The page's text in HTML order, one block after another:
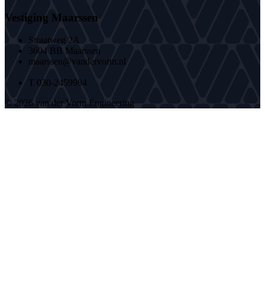
Vestiging Maarssen
Straatweg 2A
3604 BB Maarssen
maarssen@vandervorm.nl
T 030-2459984
© 2026 van der Vorm Engineering